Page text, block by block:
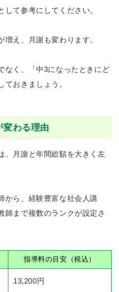
て参考にしてください。
え、月謝も変わります。
なく、「中3になったときにど
ておきましょう。
変わる理由
、月謝と年間総額を大きく左
から、経験豊富な社会人講
師まで複数のランクが設定さ
指導料の目安（税込）
13,200円